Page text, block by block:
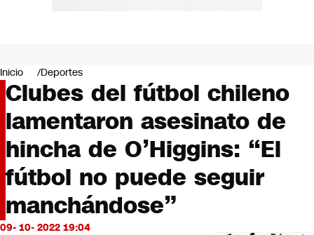
Negocios
Deportes
Programas completos
Cultura
Servicios
Bits
CNN Data
CNN tiempo
Opinión
Inicio Deportes
Clubes del fútbol chileno
lamentaron asesinato de
hincha de O’Higgins: “El
fútbol no puede seguir
manchándose”
09- 10- 2022 19:04